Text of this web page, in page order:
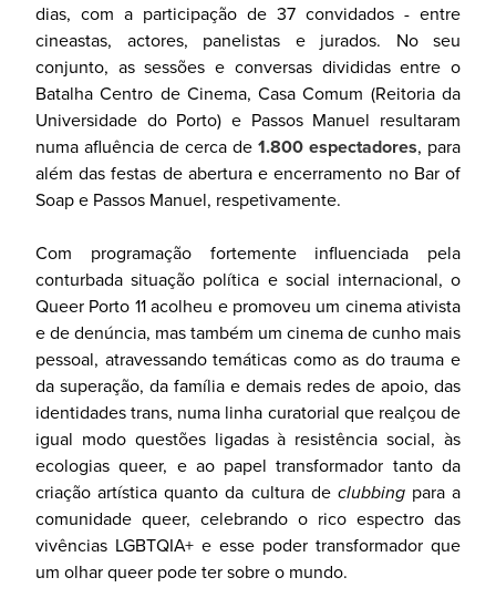
dias, com a participação de 37 convidados - entre
cineastas, actores, panelistas e jurados. No seu
conjunto, as sessões e conversas divididas entre o
Batalha Centro de Cinema, Casa Comum (Reitoria da
Universidade do Porto) e Passos Manuel resultaram
numa afluência de cerca de 1.800 espectadores, para
além das festas de abertura e encerramento no Bar of
Soap e Passos Manuel, respetivamente.
Com programação fortemente influenciada pela
conturbada situação política e social internacional, o
Queer Porto 11 acolheu e promoveu um cinema ativista
e de denúncia, mas também um cinema de cunho mais
pessoal, atravessando temáticas como as do trauma e
da superação, da família e demais redes de apoio, das
identidades trans, numa linha curatorial que realçou de
igual modo questões ligadas à resistência social, às
ecologias queer, e ao papel transformador tanto da
criação artística quanto da cultura de clubbing para a
comunidade queer, celebrando o rico espectro das
vivências LGBTQIA+ e esse poder transformador que
um olhar queer pode ter sobre o mundo.